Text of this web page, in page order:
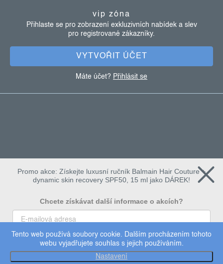
Tento web používá soubory cookie. Dalším procházením tohoto
webu vyjadřujete souhlas s jejich používáním.
Nastavení
vip zóna
Přihlaste se pro zobrazení exkluzivních nabídek a slev
pro registrované zákazníky.
VYTVOŘIT ÚČET
Máte účet? Přihlásit se
Copyright 2026Dermalogica. Všechna práva vyhrazena.
Promo akce: Získejte luxusní ručník Balmain Hair Couture +
dynamic skin recovery SPF50, 15 ml jako DÁREK!
Chcete získávat další informace o akcích?
To chci